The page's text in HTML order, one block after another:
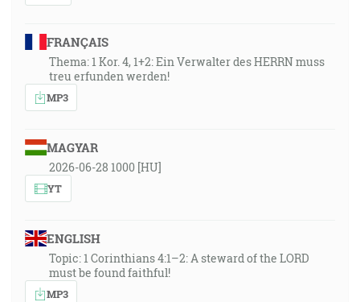
FRANÇAIS
Thema: 1 Kor. 4, 1+2: Ein Verwalter des HERRN muss
treu erfunden werden!
MP3
MAGYAR
2026-06-28 1000 [HU]
YT
ENGLISH
Topic: 1 Corinthians 4:1–2: A steward of the LORD
must be found faithful!
MP3